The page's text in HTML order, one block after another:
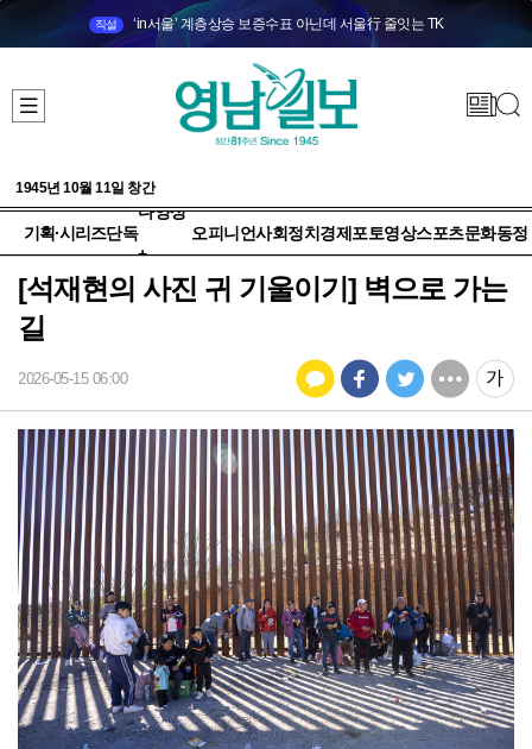
직설 ‘in서울’ 계층상승 보증수표 아닌데 서울行 줄잇는 TK
1945년 10월 11일 창간
기획·시리즈단독
다양성
+
오피니언사회정치 경제 포토영상스포츠문화동정
[석재현의 사진 귀 기울이기] 벽으로 가는
길
2026-05-15 06:00